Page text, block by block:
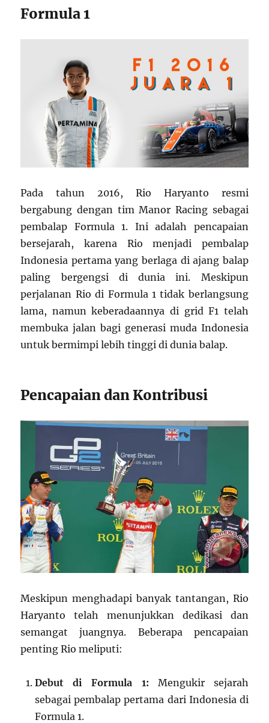
Formula 1
Pada tahun 2016, Rio Haryanto resmi
bergabung dengan tim Manor Racing sebagai
pembalap Formula 1. Ini adalah pencapaian
bersejarah, karena Rio menjadi pembalap
Indonesia pertama yang berlaga di ajang balap
paling bergengsi di dunia ini. Meskipun
perjalanan Rio di Formula 1 tidak berlangsung
lama, namun keberadaannya di grid F1 telah
membuka jalan bagi generasi muda Indonesia
untuk bermimpi lebih tinggi di dunia balap.
Pencapaian dan Kontribusi
Meskipun menghadapi banyak tantangan, Rio
Haryanto telah menunjukkan dedikasi dan
semangat juangnya. Beberapa pencapaian
penting Rio meliputi:
Debut di Formula 1: Mengukir sejarah
sebagai pembalap pertama dari Indonesia di
Formula 1.